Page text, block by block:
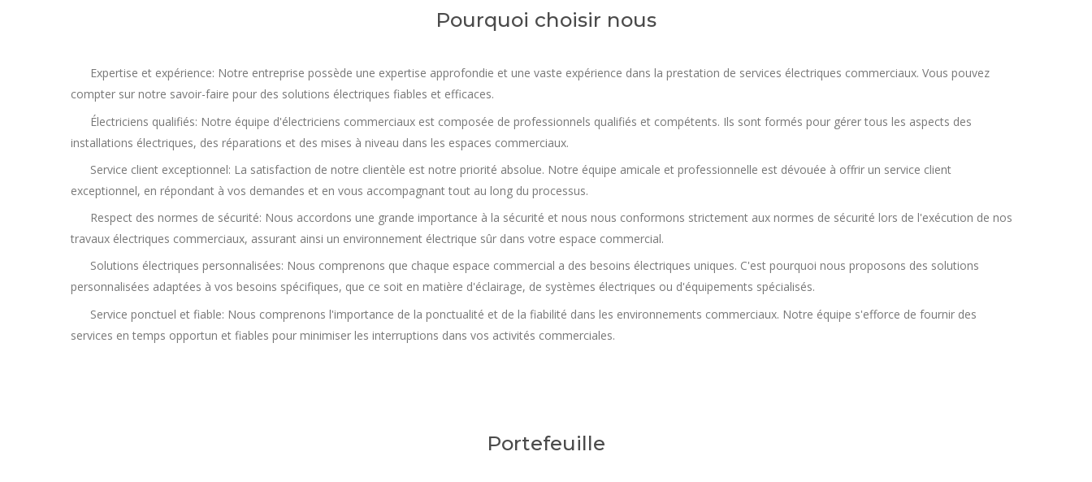
Pourquoi choisir nous
Expertise et expérience: Notre entreprise possède une expertise approfondie et une vaste expérience dans la prestation de services électriques commerciaux. Vous pouvez
compter sur notre savoir-faire pour des solutions électriques fiables et efficaces.
Électriciens qualifiés: Notre équipe d'électriciens commerciaux est composée de professionnels qualifiés et compétents. Ils sont formés pour gérer tous les aspects des
installations électriques, des réparations et des mises à niveau dans les espaces commerciaux.
Service client exceptionnel: La satisfaction de notre clientèle est notre priorité absolue. Notre équipe amicale et professionnelle est dévouée à offrir un service client
exceptionnel, en répondant à vos demandes et en vous accompagnant tout au long du processus.
Respect des normes de sécurité: Nous accordons une grande importance à la sécurité et nous nous conformons strictement aux normes de sécurité lors de l'exécution de nos
travaux électriques commerciaux, assurant ainsi un environnement électrique sûr dans votre espace commercial.
Solutions électriques personnalisées: Nous comprenons que chaque espace commercial a des besoins électriques uniques. C'est pourquoi nous proposons des solutions
personnalisées adaptées à vos besoins spécifiques, que ce soit en matière d'éclairage, de systèmes électriques ou d'équipements spécialisés.
Service ponctuel et fiable: Nous comprenons l'importance de la ponctualité et de la fiabilité dans les environnements commerciaux. Notre équipe s'efforce de fournir des
services en temps opportun et fiables pour minimiser les interruptions dans vos activités commerciales.
Portefeuille